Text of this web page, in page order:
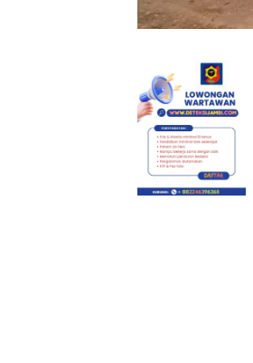
Rambai
Terancam